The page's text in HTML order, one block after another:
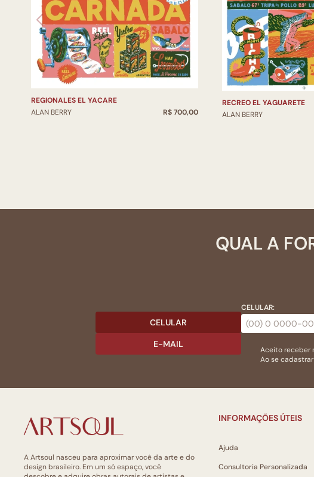
REGIONALES EL YACARE
ALAN BERRY
R$ 700,00
RECREO EL YAGUARETE
ALAN BERRY
QUAL A
CELULAR
E-MAIL
CELULAR:
Aceito receber
Ao se
A Artsoul nasceu para aproximar você da arte e do
design brasileiro. Em um só espaço, você
INFORMAÇÕES ÚTEIS
Ajuda
Consultoria Personalizada